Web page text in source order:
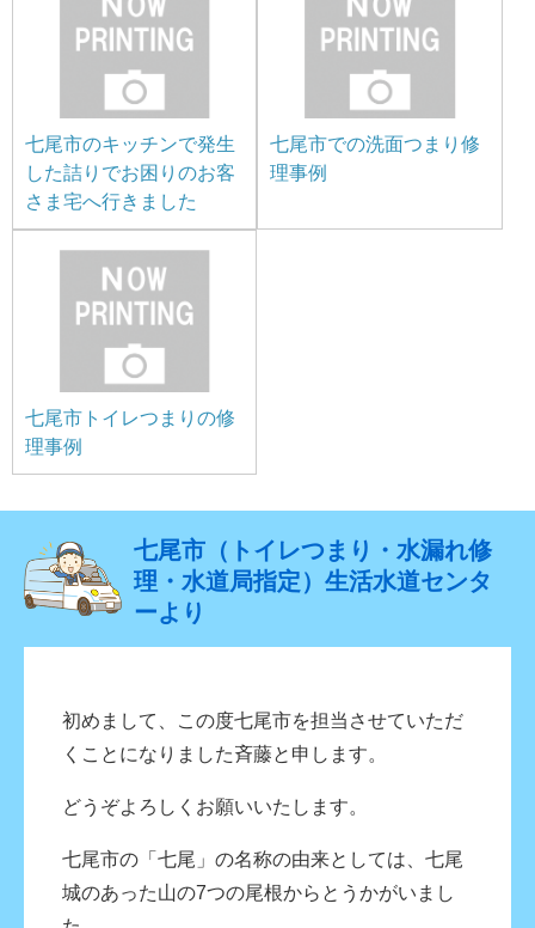
七尾市のキッチンで発生
した詰りでお困りのお客
さま宅へ行きました
七尾市での洗面つまり修
理事例
七尾市トイレつまりの修
理事例
七尾市（トイレつまり・水漏れ修
理・水道局指定）生活水道センタ
ーより
初めまして、この度七尾市を担当させていただ
くことになりました斉藤と申します。
どうぞよろしくお願いいたします。
七尾市の「七尾」の名称の由来としては、七尾
城のあった山の7つの尾根からとうかがいまし